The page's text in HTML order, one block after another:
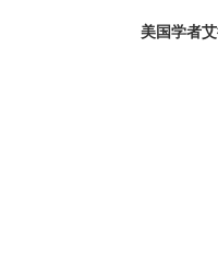
美国学者